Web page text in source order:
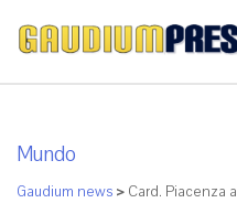
Mundo
Gaudium news > Card. Piacenza